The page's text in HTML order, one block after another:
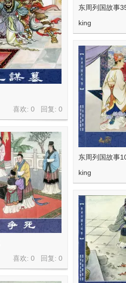
东周列国故事
king
喜欢: 0 回复: 0
东周列国故事
king
喜欢: 0 回复: 0